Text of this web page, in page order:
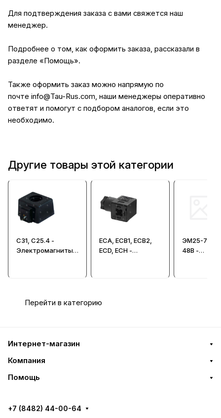
Для подтверждения заказа с вами свяжется наш
менеджер.
Подробнее о том, как оформить заказа, рассказали в
разделе «Помощь».
Также оформить заказ можно напрямую по
почте info@Tau-Rus.com, наши менеджеры оперативно
ответят и помогут с подбором аналогов, если это
необходимо.
Другие товары этой категории
С31, C25.4 -
Электромагниты
ECA, ECB1, ECB2,
ECD, ECH -
ЭМ25-
48В -
Перейти в категорию
Интернет-магазин
Компания
Помощь
+7 (8482) 44-00-64